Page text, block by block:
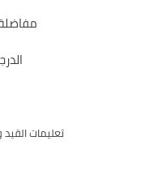
مفاضلة التاسع 2021
تعليمات